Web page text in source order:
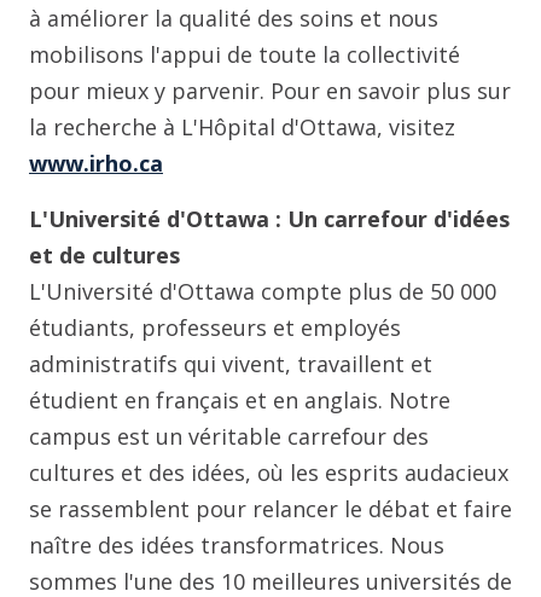
à améliorer la qualité des soins et nous
mobilisons l'appui de toute la collectivité
pour mieux y parvenir. Pour en savoir plus sur
la recherche à L'Hôpital d'Ottawa, visitez
www.irho.ca
L'Université d'Ottawa : Un carrefour d'idées
et de cultures
L'Université d'Ottawa compte plus de 50 000
étudiants, professeurs et employés
administratifs qui vivent, travaillent et
étudient en français et en anglais. Notre
campus est un véritable carrefour des
cultures et des idées, où les esprits audacieux
se rassemblent pour relancer le débat et faire
naître des idées transformatrices. Nous
sommes l'une des 10 meilleures universités de